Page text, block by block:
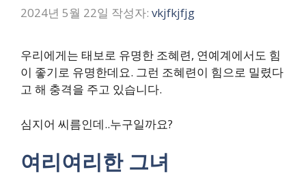
2024년 5월 22일 작성자: vkjfkjfjg
우리에게는 태보로 유명한 조혜련, 연예계에서도 힘
이 좋기로 유명한데요. 그런 조혜련이 힘으로 밀렸다
고 해 충격을 주고 있습니다.
심지어 씨름인데..누구일까요?
여리여리한 그녀